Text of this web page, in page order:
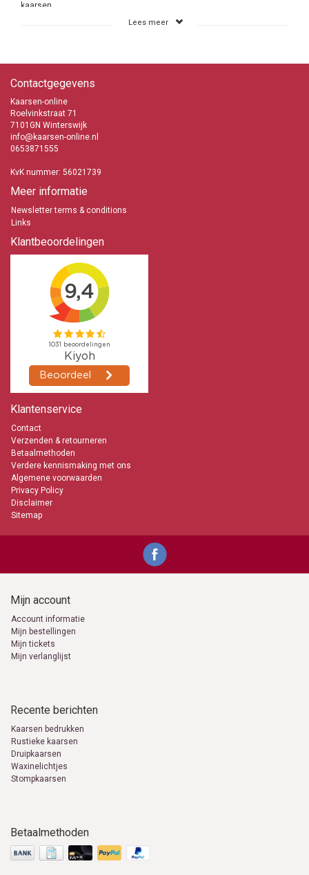
kaarsen.
kaarsen in het assortiment en het is dan ook eenvoudig om je keuzes
30 cm lang en een diameter van 10 cm. Goedkoop zijn deze Rustieke
kaarsen online te bestellen. De kaarsen zijn zeer populair in zowel
Nederland als Belgie. Verzenden naar Belgie is steeds eenvoudiger.
Over het algemeen net zo snel in huis als verzenden in Nederland.
Bij Kaarsen-online heb je geen verplichting tot het afnemen van
grotere aantallen en een account aanmaken is je vrije keus.
Bolsius Rustieke kaarsen
Meer dan 28 kleuren
Veel branduren
Geen zwarte roet en walmen
Boven de € 89,- geen verzendkosten
Kaarsen-online de Bolsius specialist bij uitstek
info@kaarsen-online.nl
0653871555
Lees meer
Contactgegevens
Kaarsen-online
Roelvinkstraat 71
7101GN Winterswijk
info@kaarsen-online.nl
0653871555
KvK nummer: 56021739
Meer informatie
Newsletter terms & conditions
Links
Klantbeoordelingen
Klantenservice
Contact
Verzenden & retourneren
Betaalmethoden
Verdere kennismaking met ons
Algemene voorwaarden
Privacy Policy
Disclaimer
Sitemap
Mijn account
Account informatie
Mijn bestellingen
Mijn tickets
Mijn verlanglijst
Recente berichten
Kaarsen bedrukken
Rustieke kaarsen
Druipkaarsen
Waxinelichtjes
Stompkaarsen
Betaalmethoden